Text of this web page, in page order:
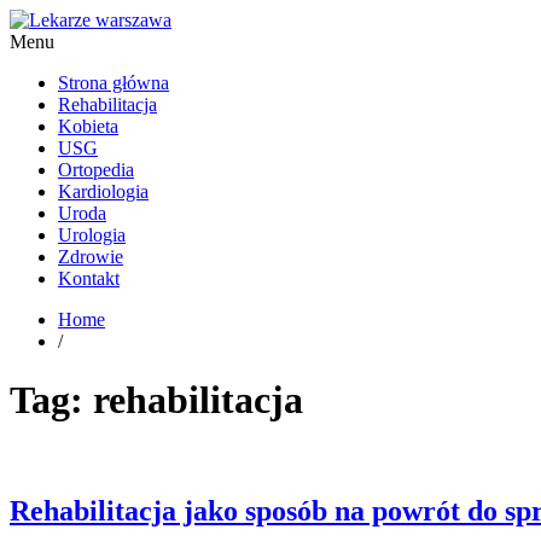
Menu
Strona główna
Rehabilitacja
Kobieta
USG
Ortopedia
Kardiologia
Uroda
Urologia
Zdrowie
Kontakt
Home
/
Tag: rehabilitacja
Rehabilitacja jako sposób na powrót do